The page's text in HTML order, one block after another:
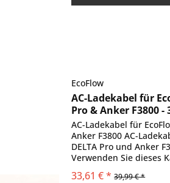
EcoFlow
AC-Ladekabel für
Pro & Anker F3800 -
AC-Ladekabel für
Anker F3800 AC-
DELTA Pro und Anker
Verwenden Sie dieses
zum effizienten
33,61 € * 39,99 € *